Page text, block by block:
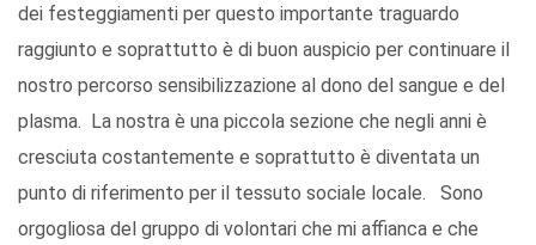
dei festeggiamenti per questo importante traguardo
raggiunto e soprattutto è di buon auspicio per continuare il
nostro percorso sensibilizzazione al dono del sangue e del
plasma. La nostra è una piccola sezione che negli anni è
cresciuta costantemente e soprattutto è diventata un
punto di riferimento per il tessuto sociale locale. Sono
orgogliosa del gruppo di volontari che mi affianca e che